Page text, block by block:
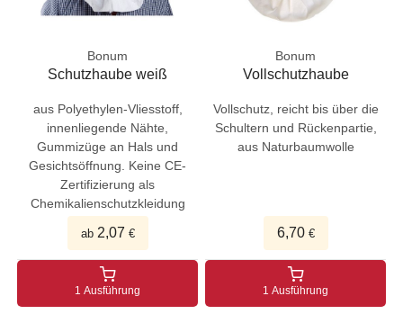
Bonum
Schutzhaube weiß
aus Polyethylen-Vliesstoff,
innenliegende Nähte,
Gummizüge an Hals und
Gesichtsöffnung. Keine CE-
Zertifizierung als
Chemikalienschutzkleidung
ab 2,07 €
1 Ausführung
Bonum
Vollschutzhaube
Vollschutz, reicht bis über die
Schultern und Rückenpartie,
aus Naturbaumwolle
6,70€
1 Ausführung